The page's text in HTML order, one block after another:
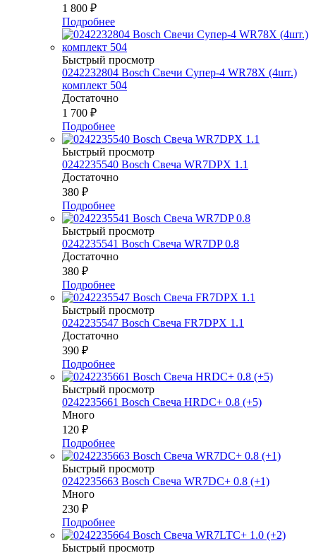
1 800 ₽
Подробнее
Быстрый просмотр
0242232804 Bosch Свечи Супер-4 WR78Х (4шт.)
комплект 504
Достаточно
1 700 ₽
Подробнее
Быстрый просмотр
0242235540 Bosch Свеча WR7DPX 1.1
Достаточно
380 ₽
Подробнее
Быстрый просмотр
0242235541 Bosch Свеча WR7DP 0.8
Достаточно
380 ₽
Подробнее
Быстрый просмотр
0242235547 Bosch Свеча FR7DPX 1.1
Достаточно
390 ₽
Подробнее
Быстрый просмотр
0242235661 Bosch Свеча HRDC+ 0.8 (+5)
Много
120 ₽
Подробнее
Быстрый просмотр
0242235663 Bosch Свеча WR7DC+ 0.8 (+1)
Много
230 ₽
Подробнее
Быстрый просмотр